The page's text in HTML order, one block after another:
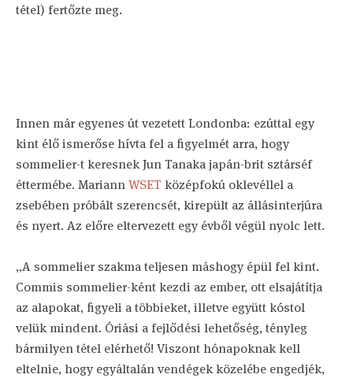
tétel) fertőzte meg.
Innen már egyenes út vezetett Londonba: ezúttal egy
kint élő ismerőse hívta fel a figyelmét arra, hogy
sommelier-t keresnek Jun Tanaka japán-brit sztárséf
éttermébe. MariannWSET középfokú oklevéllel a
zsebében próbált szerencsét, kirepült az állásinterjúra
és nyert. Az előre eltervezett egy évből végül nyolc lett.
„A sommelier szakma teljesen máshogy épül fel kint.
Commis sommelier-ként kezdi az ember, ott elsajátítja
az alapokat, figyeli a többieket, illetve együtt kóstol
velük mindent. Óriási a fejlődési lehetőség, tényleg
bármilyen tétel elérhető! Viszont hónapoknak kell
eltelnie, hogy egyáltalán vendégek közelébe engedjék,